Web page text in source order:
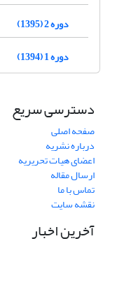
دوره 2 (1395)
دوره 1 (1394)
دسترسی سریع
صفحه اصلی
درباره نشریه
اعضای هیات تحریریه
ارسال مقاله
تماس با ما
نقشه سایت
آخرین اخبار